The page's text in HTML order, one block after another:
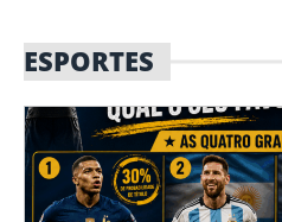
ESPORTES